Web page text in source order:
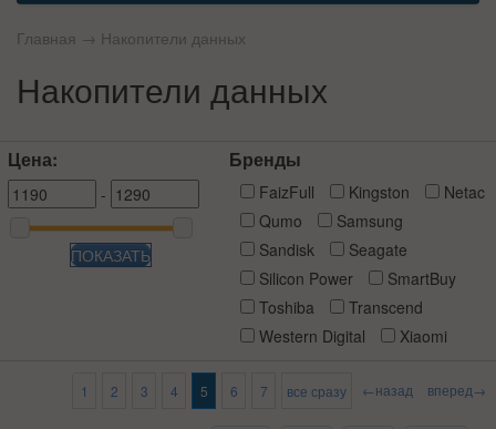
Главная → Накопители данных
Накопители данных
Цена:
-
ПОКАЗАТЬ
Бренды
FaizFull Kingston
Netac
Qumo
Samsung
Sandisk
Seagate
Silicon Power
SmartBuy
Toshiba
Transcend
Western Digital
Xiaomi
1 2 3 4 5 6 7 все сразу ←назад вперед→